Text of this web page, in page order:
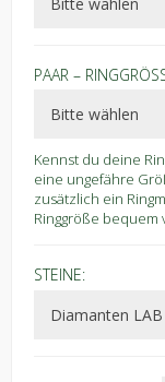
PAAR –
Kennst du deine
eine ungefähre
zusätzlich ein
Ringgröße bequem
STEINE: